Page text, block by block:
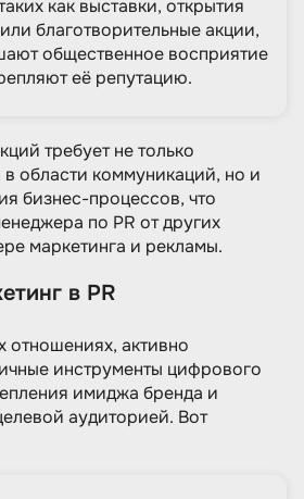
как выставки, открытия
благотворительные акции,
общественное восприятие
её репутацию.
требует не только
области коммуникаций, но и
бизнес-процессов, что
по PR от других
маркетинга и рекламы.
в PR
отношениях, активно
инструменты цифрового
имиджа бренда и
аудиторией. Вот